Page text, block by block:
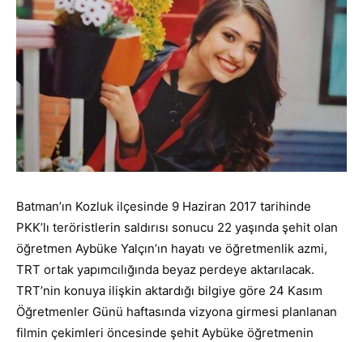
Batman’ın Kozluk ilçesinde 9 Haziran 2017 tarihinde
PKK’lı teröristlerin saldırısı sonucu 22 yaşında şehit olan
öğretmen Aybüke Yalçın’ın hayatı ve öğretmenlik azmi,
TRT ortak yapımcılığında beyaz perdeye aktarılacak.
TRT’nin konuya ilişkin aktardığı bilgiye göre 24 Kasım
Öğretmenler Günü haftasında vizyona girmesi planlanan
filmin çekimleri öncesinde şehit Aybüke öğretmenin